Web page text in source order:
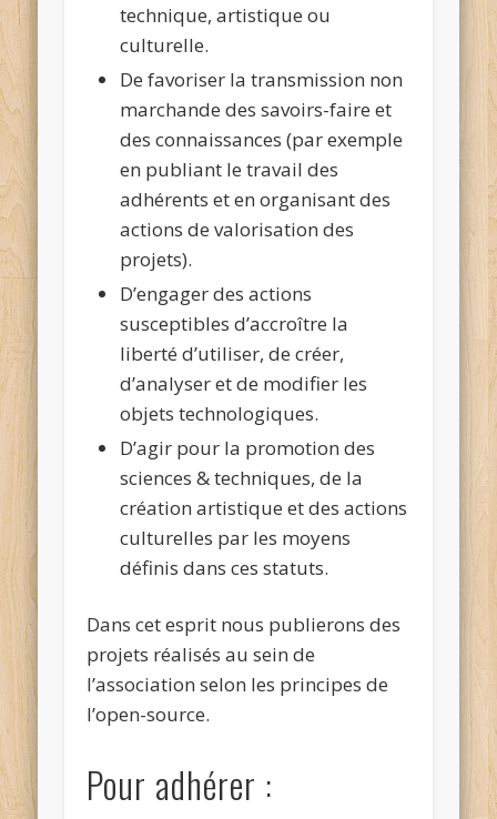
technique, artistique ou
culturelle.
De favoriser la transmission non
marchande des savoirs-faire et
des connaissances (par exemple
en publiant le travail des
adhérents et en organisant des
actions de valorisation des
projets).
D’engager des actions
susceptibles d’accroître la
liberté d’utiliser, de créer,
d’analyser et de modifier les
objets technologiques.
D’agir pour la promotion des
sciences & techniques, de la
création artistique et des actions
culturelles par les moyens
définis dans ces statuts.
Dans cet esprit nous publierons des
projets réalisés au sein de
l’association selon les principes de
l’open-source.
Pour adhérer :